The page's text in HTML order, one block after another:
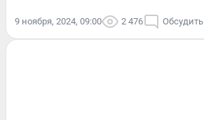
9 ноября, 2024, 09:00 2 476 Обсудить